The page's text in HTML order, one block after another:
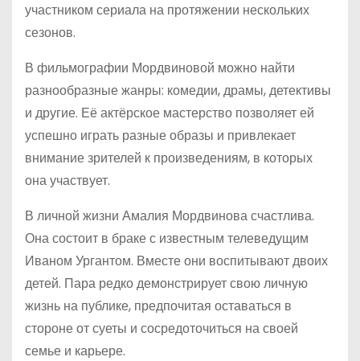
участником сериала на протяжении нескольких
сезонов.
В фильмографии Мордвиновой можно найти
разнообразные жанры: комедии, драмы, детективы
и другие. Её актёрское мастерство позволяет ей
успешно играть разные образы и привлекает
внимание зрителей к произведениям, в которых
она участвует.
В личной жизни Амалия Мордвинова счастлива.
Она состоит в браке с известным телеведущим
Иваном Ургантом. Вместе они воспитывают двоих
детей. Пара редко демонстрирует свою личную
жизнь на публике, предпочитая оставаться в
стороне от суеты и сосредоточиться на своей
семье и карьере.